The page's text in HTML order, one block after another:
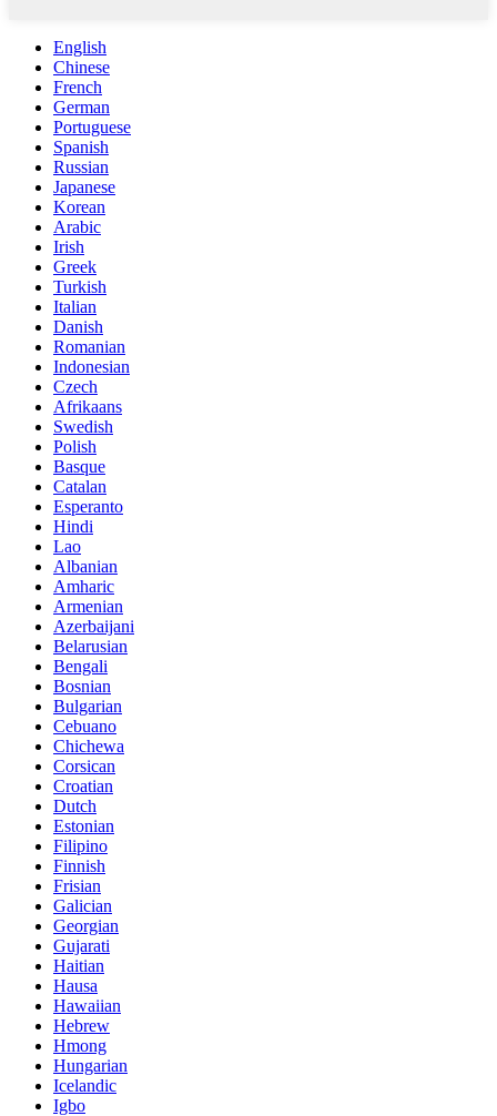
English
Chinese
French
German
Portuguese
Spanish
Russian
Japanese
Korean
Arabic
Irish
Greek
Turkish
Italian
Danish
Romanian
Indonesian
Czech
Afrikaans
Swedish
Polish
Basque
Catalan
Esperanto
Hindi
Lao
Albanian
Amharic
Armenian
Azerbaijani
Belarusian
Bengali
Bosnian
Bulgarian
Cebuano
Chichewa
Corsican
Croatian
Dutch
Estonian
Filipino
Finnish
Frisian
Galician
Georgian
Gujarati
Haitian
Hausa
Hawaiian
Hebrew
Hmong
Hungarian
Icelandic
Igbo